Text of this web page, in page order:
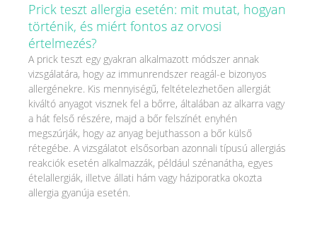
Prick teszt allergia esetén: mit mutat, hogyan
történik, és miért fontos az orvosi
értelmezés?
A prick teszt egy gyakran alkalmazott módszer annak
vizsgálatára, hogy az immunrendszer reagál-e bizonyos
allergénekre. Kis mennyiségű, feltételezhetően allergiát
kiváltó anyagot visznek fel a bőrre, általában az alkarra vagy
a hát felső részére, majd a bőr felszínét enyhén
megszúrják, hogy az anyag bejuthasson a bőr külső
rétegébe. A vizsgálatot elsősorban azonnali típusú allergiás
reakciók esetén alkalmazzák, például szénanátha, egyes
ételallergiák, illetve állati hám vagy háziporatka okozta
allergia gyanúja esetén.